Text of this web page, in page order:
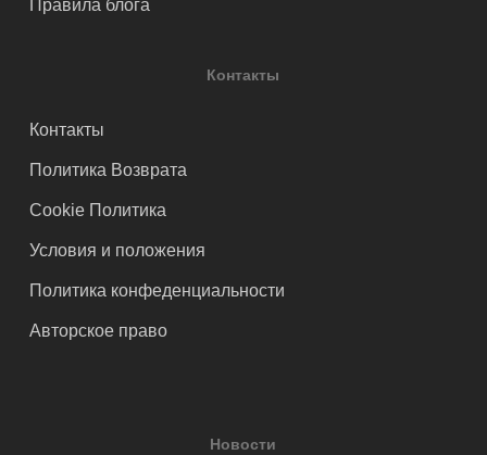
Правила блога
Контакты
Контакты
Политика Возврата
Cookie Политика
Условия и положения
Политика конфеденциальности
Авторское право
Новости